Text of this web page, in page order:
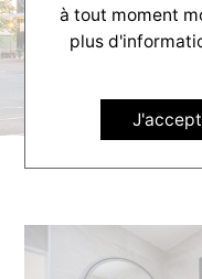
à tout moment
plus